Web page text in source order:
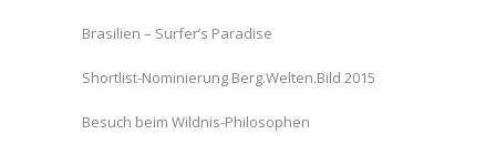
Brasilien – Surfer’s Paradise
Shortlist-Nominierung Berg.Welten.Bild 2015
Besuch beim Wildnis-Philosophen